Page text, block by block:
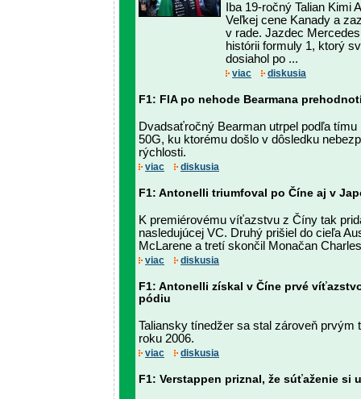
Iba 19-ročný Talian Kimi
Veľkej cene Kanady a
v rade. Jazdec
histórii formuly 1, ktorý
dosiahol po ...
viac diskusia
F1: FIA po nehode Bearmana
Dvadsaťročný Bearman utrpel podľa
50G, ku ktorému došlo v dôsledku
rýchlosti.
viac diskusia
F1: Antonelli triumfoval po Číne aj v
K premiérovému víťazstvu z Číny tak
nasledujúcej VC. Druhý prišiel do cieľa
McLarene a tretí skončil Monačan
viac diskusia
F1: Antonelli získal v Číne prvé
pódiu
Taliansky tínedžer sa stal zároveň
roku 2006.
viac diskusia
F1: Verstappen priznal, že súťaženie si